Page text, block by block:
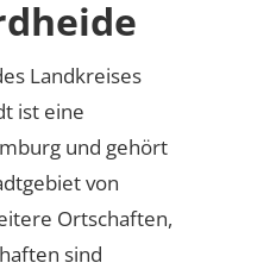
Landkreises
ist eine
und gehört
von
Ortschaften,
sind